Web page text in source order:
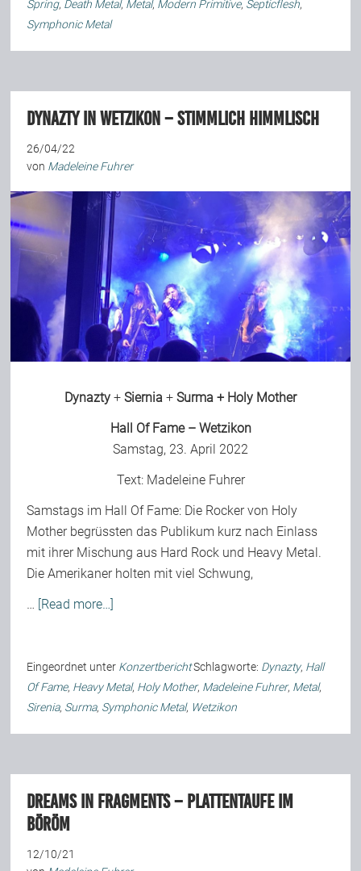
Spring, Death Metal, Metal, Modern Primitive, Septicflesh,
Symphonic Metal
Dynazty in Wetzikon – Stimmlich himmlisch
26/04/22
von Madeleine Fuhrer
Dynazty + Siernia + Surma + Holy Mother
Hall Of Fame – Wetzikon
Samstag, 23. April 2022
Text: Madeleine Fuhrer
Samstags im Hall Of Fame: Die Rocker von Holy
Mother begrüssten das Publikum kurz nach Einlass
mit ihrer Mischung aus Hard Rock und Heavy Metal.
Die Amerikaner holten mit viel Schwung,
… [Read more…]
Eingeordnet unter KonzertberichtSchlagworte: Dynazty, Hall
Of Fame, Heavy Metal, Holy Mother, Madeleine Fuhrer, Metal,
Sirenia, Surma, Symphonic Metal, Wetzikon
Dreams In Fragments – Plattentaufe im
Böröm
12/10/21